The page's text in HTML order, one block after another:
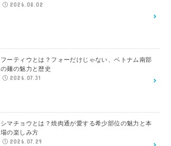
2026.08.02
フーティウとは？フォーだけじゃない、ベトナム南部
の麺の魅力と歴史
2026.07.31
シマチョウとは？焼肉通が愛する希少部位の魅力と本
場の楽しみ方
2026.07.29